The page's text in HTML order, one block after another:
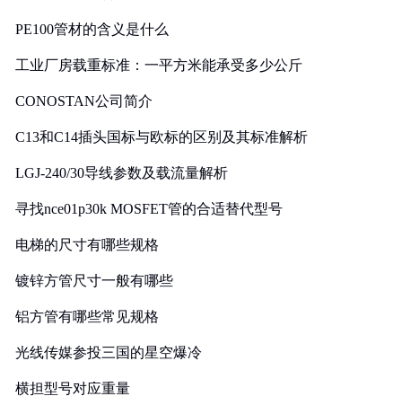
PE100管材的含义是什么
工业厂房载重标准：一平方米能承受多少公斤
CONOSTAN公司简介
C13和C14插头国标与欧标的区别及其标准解析
LGJ-240/30导线参数及载流量解析
寻找nce01p30k MOSFET管的合适替代型号
电梯的尺寸有哪些规格
镀锌方管尺寸一般有哪些
铝方管有哪些常见规格
光线传媒参投三国的星空爆冷
横担型号对应重量